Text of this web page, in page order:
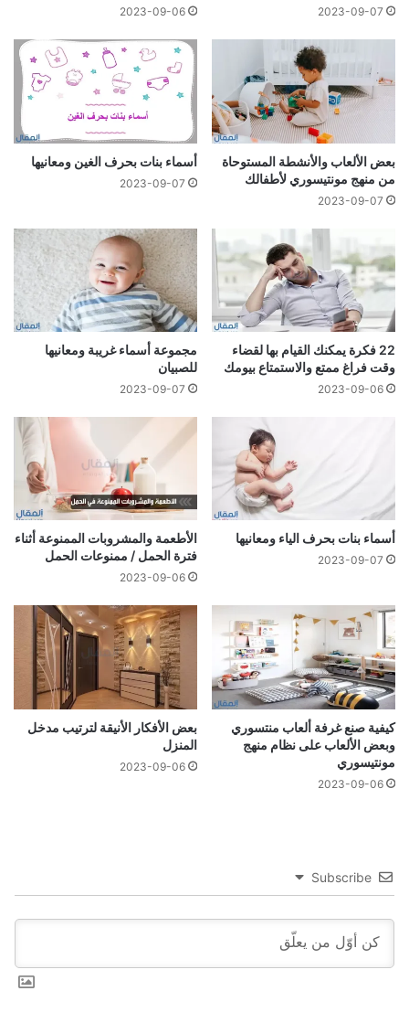
2023-09-07
2023-09-06
بعض الألعاب والأنشطة المستوحاة
من منهج مونتيسوري لأطفالك
2023-09-07
أسماء بنات بحرف الغين ومعانيها
2023-09-07
22 فكرة يمكنك القيام بها لقضاء
وقت فراغ ممتع والاستمتاع بيومك
2023-09-06
مجموعة أسماء غريبة ومعانيها
للصبيان
2023-09-07
أسماء بنات بحرف الياء ومعانيها
2023-09-07
الأطعمة والمشروبات الممنوعة أثناء
فترة الحمل / ممنوعات الحمل
2023-09-06
كيفية صنع غرفة ألعاب منتسوري
وبعض الألعاب على نظام منهج
مونتيسوري
2023-09-06
بعض الأفكار الأنيقة لترتيب مدخل
المنزل
2023-09-06
Subscribe